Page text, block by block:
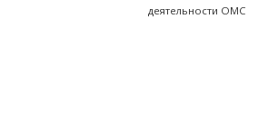
деятельности ОМС